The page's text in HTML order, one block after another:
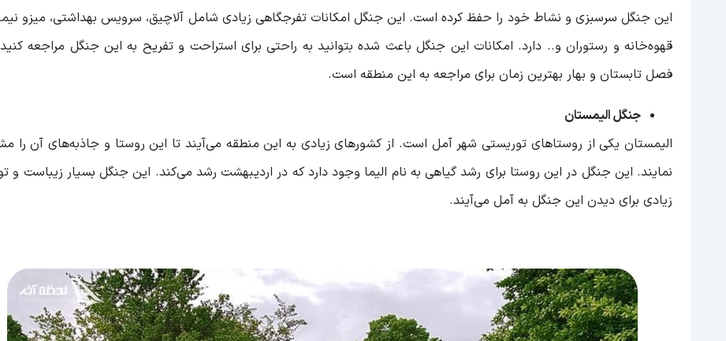
این جنگل سرسبزی و نشاط خود را حفظ کرده است. این جنگل امکانات تفرجگاهی زیادی شامل آلاچیق، سرویس بهداشتی، میزو
قهوه‌خانه و رستوران و..‌ دارد. امکانات این جنگل باعث شده بتوانید به راحتی برای استراحت و تفریح به این جنگل مراجعه
فصل تابستان و بهار بهترین زمان برای مراجعه به این منطقه است.
جنگل الیمستان
الیمستان یکی از روستاهای توریستی شهر آمل است. از کشورهای زیادی به این منطقه می‌آیند تا این روستا و جاذبه‌های آن را
نمایند. این جنگل در این روستا برای رشد گیاهی به نام الیما وجود دارد که در اردیبهشت رشد می‌کند. این جنگل بسیار زیباست و
زیادی برای دیدن این جنگل به آمل می‌آیند.